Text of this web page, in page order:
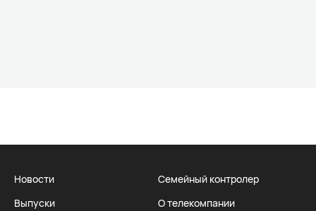
Новости
Выпуски
Семейный контролер
О телекомпании